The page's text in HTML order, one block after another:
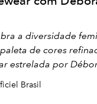
a diversidade
de cores
estrelada por
Brasil